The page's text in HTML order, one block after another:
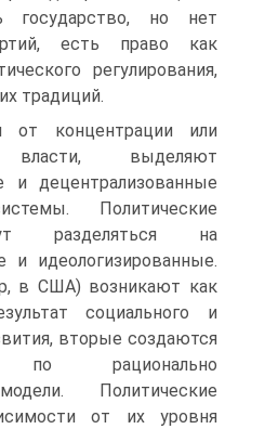
государство, но нет
есть право как
регулирования,
традиций.
от концентрации или
власти, выделяют
и децентрализованные
Политические
разделяться на
и идеологизированные.
в США) возникают как
социального и
вторые создаются
по рационально
Политические
от их уровня